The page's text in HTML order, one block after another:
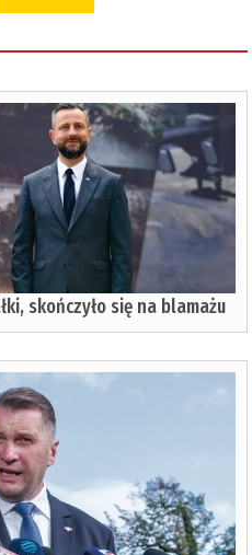
skończyło się na blamażu